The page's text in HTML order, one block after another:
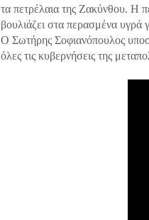
τα πετρέλαια της Ζακύνθου. Η
βουλιάζει στα περασμένα υγρά
Ο Σωτήρης Σοφιανόπουλος
όλες τις κυβερνήσεις της